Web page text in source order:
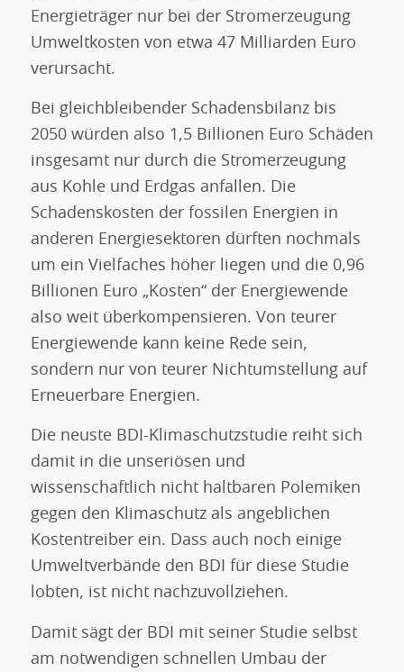
Energieträger nur bei der Stromerzeugung
Umweltkosten von etwa 47 Milliarden Euro
verursacht.
Bei gleichbleibender Schadensbilanz bis
2050 würden also 1,5 Billionen Euro Schäden
insgesamt nur durch die Stromerzeugung
aus Kohle und Erdgas anfallen. Die
Schadenskosten der fossilen Energien in
anderen Energiesektoren dürften nochmals
um ein Vielfaches höher liegen und die 0,96
Billionen Euro „Kosten“ der Energiewende
also weit überkompensieren. Von teurer
Energiewende kann keine Rede sein,
sondern nur von teurer Nichtumstellung auf
Erneuerbare Energien.
Die neuste BDI-Klimaschutzstudie reiht sich
damit in die unseriösen und
wissenschaftlich nicht haltbaren Polemiken
gegen den Klimaschutz als angeblichen
Kostentreiber ein. Dass auch noch einige
Umweltverbände den BDI für diese Studie
lobten, ist nicht nachzuvollziehen.
Damit sägt der BDI mit seiner Studie selbst
am notwendigen schnellen Umbau der